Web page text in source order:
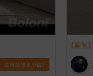
这样装修多少钱?
【案例